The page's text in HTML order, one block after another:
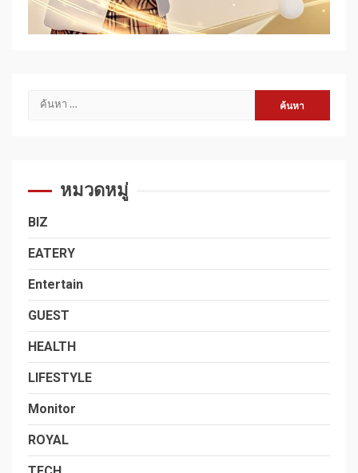
ค้นหา
หมวดหมู่
BIZ
EATERY
Entertain
GUEST
HEALTH
LIFESTYLE
Monitor
ROYAL